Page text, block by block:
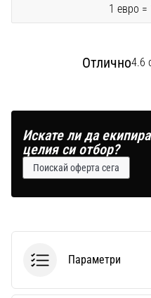
1 евро =
Отлично4.6
Искате ли да
целия си отбор?
Поискай оферта сега
Параметри